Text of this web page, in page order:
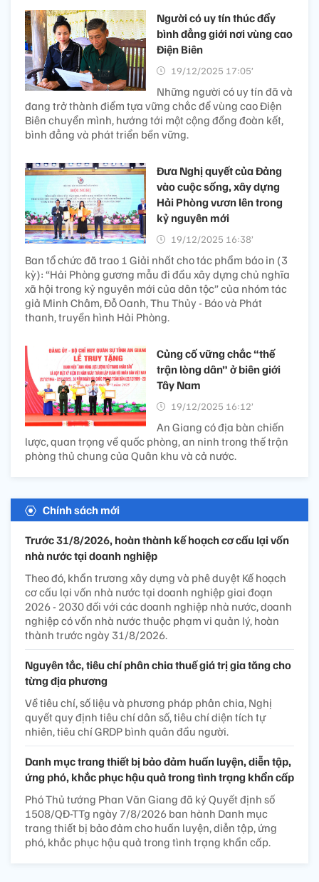
Người có uy tín thúc đẩy
bình đẳng giới nơi vùng cao
Điện Biên
19/12/2025 17:05’
Những người có uy tín đã và
đang trở thành điểm tựa vững chắc để vùng cao Điện
Biên chuyển mình, hướng tới một cộng đồng đoàn kết,
bình đẳng và phát triển bền vững.
Đưa Nghị quyết của Đảng
vào cuộc sống, xây dựng
Hải Phòng vươn lên trong
kỷ nguyên mới
19/12/2025 16:38’
Ban tổ chức đã trao 1 Giải nhất cho tác phẩm báo in (3
kỳ): “Hải Phòng gương mẫu đi đầu xây dựng chủ nghĩa
xã hội trong kỷ nguyên mới của dân tộc” của nhóm tác
giả Minh Châm, Đỗ Oanh, Thu Thủy - Báo và Phát
thanh, truyền hình Hải Phòng.
Củng cố vững chắc “thế
trận lòng dân” ở biên giới
Tây Nam
19/12/2025 16:12’
An Giang có địa bàn chiến
lược, quan trọng về quốc phòng, an ninh trong thế trận
phòng thủ chung của Quân khu và cả nước.
Chính sách mới
Trước 31/8/2026, hoàn thành kế hoạch cơ cấu lại vốn
nhà nước tại doanh nghiệp
Theo đó, khẩn trương xây dựng và phê duyệt Kế hoạch
cơ cấu lại vốn nhà nước tại doanh nghiệp giai đoạn
2026 - 2030 đối với các doanh nghiệp nhà nước, doanh
nghiệp có vốn nhà nước thuộc phạm vi quản lý, hoàn
thành trước ngày 31/8/2026.
Nguyên tắc, tiêu chí phân chia thuế giá trị gia tăng cho
từng địa phương
Về tiêu chí, số liệu và phương pháp phân chia, Nghị
quyết quy định tiêu chí dân số, tiêu chí diện tích tự
nhiên, tiêu chí GRDP bình quân đầu người.
Danh mục trang thiết bị bảo đảm huấn luyện, diễn tập,
ứng phó, khắc phục hậu quả trong tình trạng khẩn cấp
Phó Thủ tướng Phan Văn Giang đã ký Quyết định số
1508/QĐ-TTg ngày 7/8/2026 ban hành Danh mục
trang thiết bị bảo đảm cho huấn luyện, diễn tập, ứng
phó, khắc phục hậu quả trong tình trạng khẩn cấp.